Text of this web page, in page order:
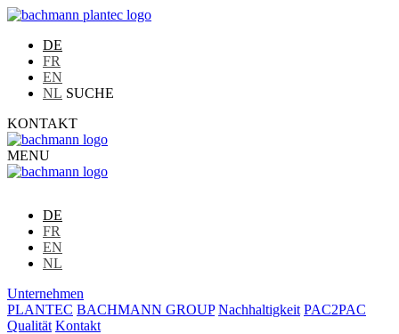
DE
FR
EN
NL SUCHE
KONTAKT
MENU
DE
FR
EN
NL
Unternehmen
PLANTEC BACHMANN GROUP Nachhaltigkeit PAC2PAC
Qualität Kontakt